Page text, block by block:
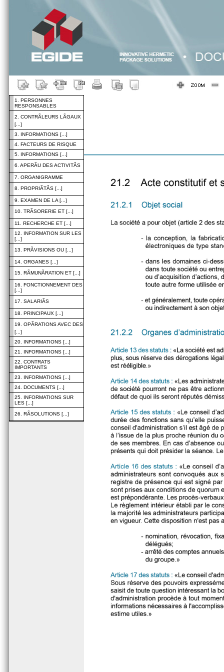
1. PERSONNES
RESPONSABLES
2. CONTRÃLEURS LÃGAUX
[...]
3. INFORMATIONS [...]
4. FACTEURS DE RISQUE
5. INFORMATIONS [...]
6. APERÃU DES ACTIVITÃS
7. ORGANIGRAMME
8. PROPRIÃTÃS [...]
9. EXAMEN DE LA [...]
10. TRÃSORERIE ET [...]
11. RECHERCHE ET [...]
12. INFORMATION SUR LES
[...]
13. PRÃVISIONS OU [...]
14. ORGANES [...]
15. RÃMUNÃRATION ET [...]
16. FONCTIONNEMENT DES
[...]
17. SALARIÃS
18. PRINCIPAUX [...]
19. OPÃRATIONS AVEC DES
[...]
20. INFORMATIONS [...]
21. INFORMATIONS [...]
22. CONTRATS
IMPORTANTS
23. INFORMATIONS [...]
24. DOCUMENTS [...]
25. INFORMATIONS SUR
LES [...]
26. RÃSOLUTIONS [...]